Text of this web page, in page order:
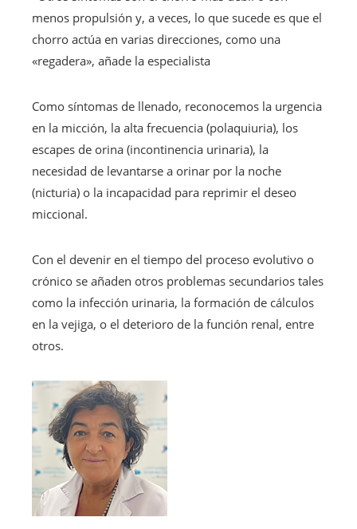
menos propulsión y, a veces, lo que sucede es que el
chorro actúa en varias direcciones, como una
«regadera», añade la especialista
Como síntomas de llenado, reconocemos la urgencia
en la micción, la alta frecuencia (polaquiuria), los
escapes de orina (incontinencia urinaria), la
necesidad de levantarse a orinar por la noche
(nicturia) o la incapacidad para reprimir el deseo
miccional.
Con el devenir en el tiempo del proceso evolutivo o
crónico se añaden otros problemas secundarios tales
como la infección urinaria, la formación de cálculos
en la vejiga, o el deterioro de la función renal, entre
otros.